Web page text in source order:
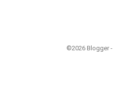
©2026 Blogger -